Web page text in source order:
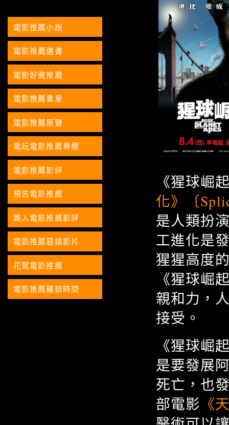
《猩球崛
化》〔
是人類扮
工進化是
猩猩高度
《猩球崛
親和力，
接受。
《猩球崛
是要發展
死亡，也
部電影 《
電影推薦小說
電影推薦選書
電影好書推薦
電影推薦書單
電影推薦原聲
電玩電影推薦專欄
電影推薦影評
預告電影推薦
路人電影推薦影評
電影推薦惡搞影片
花絮電影推薦
電影推薦雞排時間